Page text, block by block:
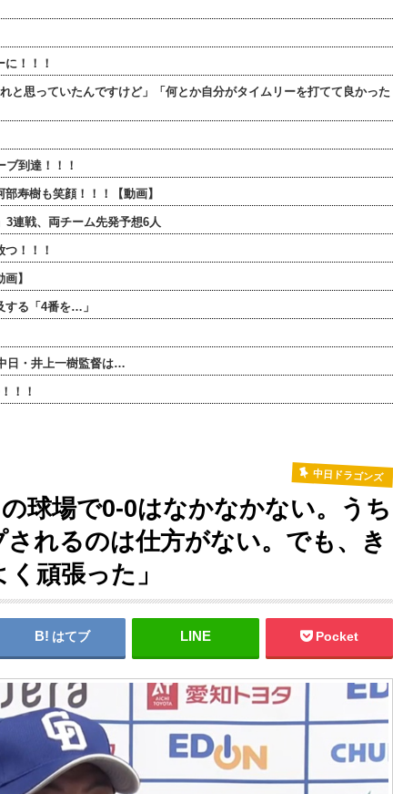
！！！
と思っていたんですけど」「何とか自分がタイムリーを打てて良かった
到達！！！
寿樹も笑顔！！！【動画】
連戦、両チーム先発予想6人
！！！
】
する「4番を…」
日・井上一樹監督は…
！！
中日ドラゴンズ
球場で0-0はなかなかない。うち
れるのは仕方がない。でも、き
頑張った」
はてブ Pocket